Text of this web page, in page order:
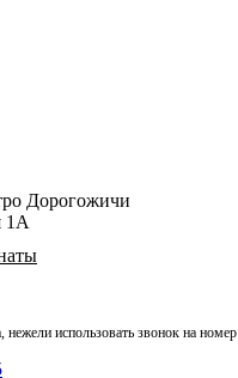
Дорогожичи
1А
использовать звонок на номер